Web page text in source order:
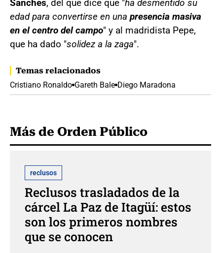
Sanches, del que dice que "ha desmentido su
edad para convertirse en una presencia masiva
en el centro del campo" y al madridista Pepe,
que ha dado "solidez a la zaga".
Temas relacionados
Cristiano Ronaldo Gareth Bale Diego Maradona
Más de Orden Público
reclusos
Reclusos trasladados de la
cárcel La Paz de Itagüí: estos
son los primeros nombres
que se conocen